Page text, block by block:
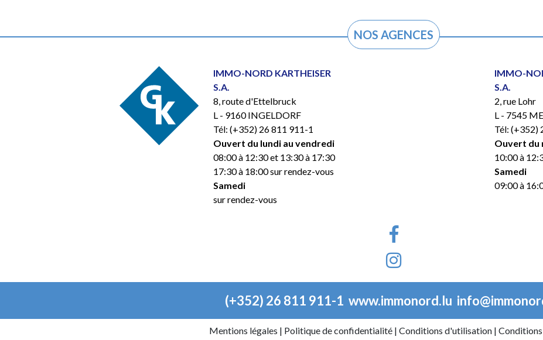
NOS AGENCES
IMMO-NORD KARTHEISER
S.A.
8, route d'Ettelbruck
L - 9160 INGELDORF
Tél: (+352) 26 811 911-1
Ouvert du lundi au vendredi
08:00 à 12:30 et 13:30 à 17:30
17:30 à 18:00 sur rendez-vous
Samedi
sur rendez-vous
IMMO-
S.A.
2, rue Lohr
L - 7545
Tél: (+352)
Ouvert du
10:00 à
Samedi
09:00 à
(+352) 26 811 911-1 www.immonord.lu
Mentions légales | Politique de confidentialité | Conditions d'utilisation |